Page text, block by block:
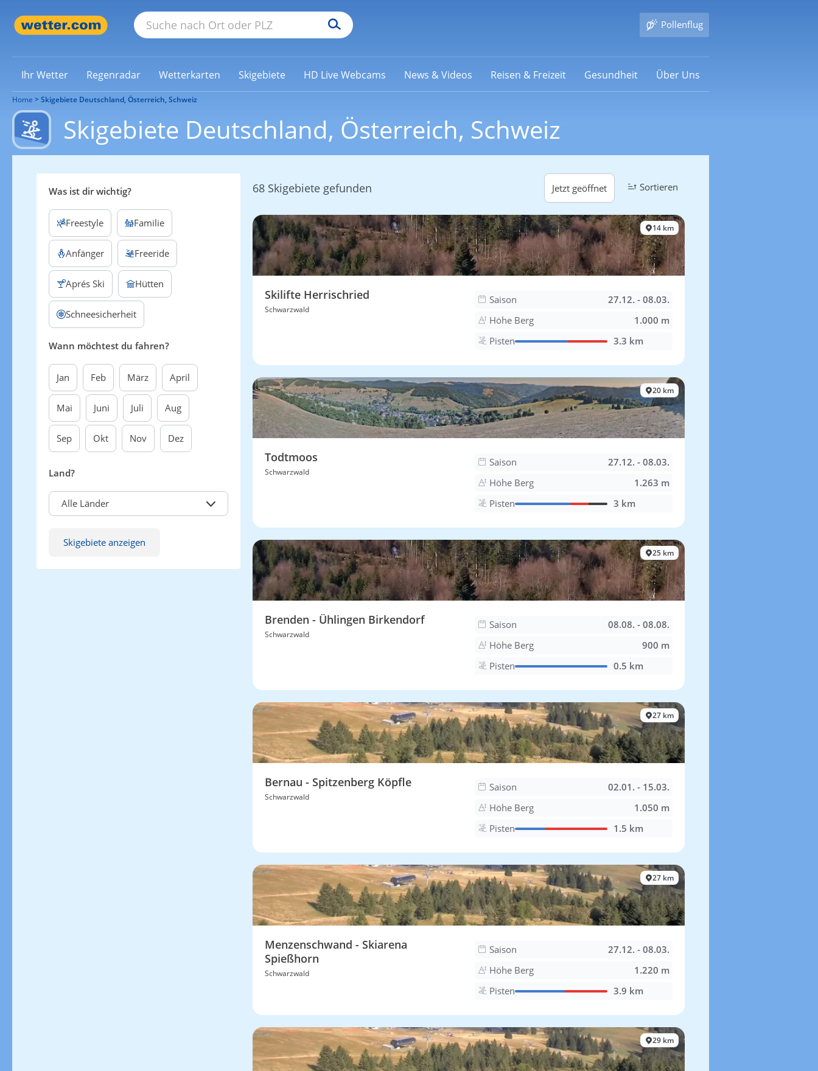
Pollenflug
Ihr Wetter Regenradar Wetterkarten Skigebiete HD Live Webcams News & Videos Reisen & Freizeit Gesundheit Über Uns
Home Skigebiete Deutschland, Österreich, Schweiz
Skigebiete Deutschland, Österreich, Schweiz
Was ist dir wichtig?
Freestyle Familie
Anfänger Freeride
Aprés Ski Hütten
Schneesicherheit
Wann möchtest du fahren?
Jan Feb März April
Mai Juni Juli Aug
Sep Okt Nov Dez
Land?
Alle Länder
Skigebiete anzeigen
68 Skigebiete gefunden Jetzt geöffnet Sortieren
14 km
Skilifte Herrischried
Schwarzwald
Saison
27.12. - 08.03.
Höhe Berg
1.000 m
Pisten
3.3 km
20 km
Todtmoos
Schwarzwald
Saison
27.12. - 08.03.
Höhe Berg
1.263 m
Pisten
3 km
25 km
Brenden - Ühlingen Birkendorf
Schwarzwald
Saison
08.08. - 08.08.
Höhe Berg
900 m
Pisten
0.5 km
27 km
Bernau - Spitzenberg Köpfle
Schwarzwald
Saison
02.01. - 15.03.
Höhe Berg
1.050 m
Pisten
1.5 km
27 km
Menzenschwand - Skiarena
Spießhorn
Schwarzwald
Saison
27.12. - 08.03.
Höhe Berg
1.220 m
Pisten
3.9 km
29 km